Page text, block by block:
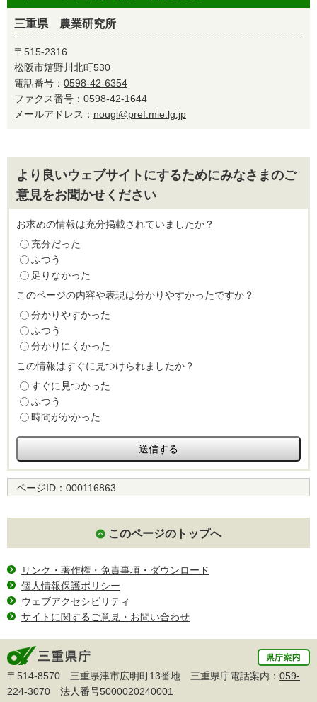
三重県 農業研究所
〒515-2316
松阪市嬉野川北町530
電話番号： 0598-42-6354
ファクス番号：0598-42-1644
メールアドレス： nougi@pref.mie.lg.jp
より良いウェブサイトにするためにみなさまのご
意見をお聞かせください
お求めの情報は充分掲載されていましたか？
充分だった
ふつう
足りなかった
このページの内容や表現は分かりやすかったですか？
分かりやすかった
ふつう
分かりにくかった
この情報はすぐに見つけられましたか？
すぐに見つかった
ふつう
時間がかかった
ページID： 000116863
このページのトップへ
リンク・著作権・免責事項・ダウンロード
個人情報保護ポリシー
ウェブアクセシビリティ
サイトに関するご意見・お問い合わせ
〒514-8570 三重県津市広明町13番地 三重県庁電話案内： 059-
224-3070 法人番号5000020240001